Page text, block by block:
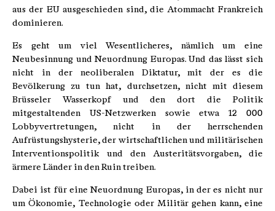
aus der EU ausgeschieden sind, die Atommacht Frankreich
dominieren.
Es geht um viel Wesentlicheres, nämlich um eine
Neubesinnung und Neuordnung Europas. Und das lässt sich
nicht in der neoliberalen Diktatur, mit der es die
Bevölkerung zu tun hat, durchsetzen, nicht mit diesem
Brüsseler Wasserkopf und den dort die Politik
mitgestaltenden US-Netzwerken sowie etwa 12 000
Lobbyvertretungen, nicht in der herrschenden
Aufrüstungshysterie, der wirtschaftlichen und militärischen
Interventionspolitik und den Austeritätsvorgaben, die
ärmere Länder in den Ruin treiben.
Dabei ist für eine Neuordnung Europas, in der es nicht nur
um Ökonomie, Technologie oder Militär gehen kann, eine